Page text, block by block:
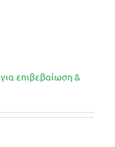
για επιβεβαίωση &